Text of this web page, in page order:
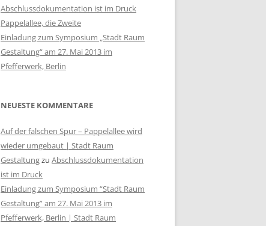
Abschlussdokumentation ist im Druck
Pappelallee, die Zweite
Einladung zum Symposium „Stadt Raum
Gestaltung“ am 27. Mai 2013 im
Pfefferwerk, Berlin
NEUESTE KOMMENTARE
Auf der falschen Spur – Pappelallee wird
wieder umgebaut | Stadt Raum
Gestaltungzu Abschlussdokumentation
ist im Druck
Einladung zum Symposium “Stadt Raum
Gestaltung” am 27. Mai 2013 im
Pfefferwerk, Berlin | Stadt Raum